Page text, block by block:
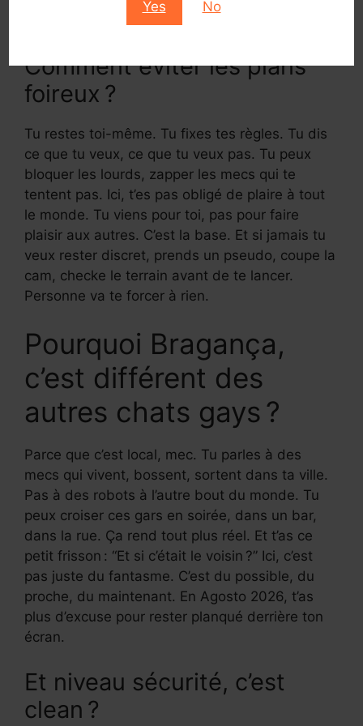
Yes No
Chat Cam Gay Sintra
Comment éviter les plans
foireux ?
Tu restes toi-même. Tu fixes tes règles. Tu dis
ce que tu veux, ce que tu veux pas. Tu peux
bloquer les lourds, zapper les mecs qui te
tentent pas. Ici, t’es pas obligé de plaire à tout
le monde. Tu viens pour toi, pas pour faire
plaisir aux autres. C’est la base. Et si jamais tu
veux rester discret, prends un pseudo, coupe la
cam, checke le terrain avant de te lancer.
Personne va te forcer à rien.
Pourquoi Bragança,
c’est différent des
autres chats gays ?
Parce que c’est local, mec. Tu parles à des
mecs qui vivent, bossent, sortent dans ta ville.
Pas à des robots à l’autre bout du monde. Tu
peux croiser ces gars en soirée, dans un bar,
dans la rue. Ça rend tout plus réel. Et t’as ce
petit frisson : “Et si c’était le voisin ?” Ici, c’est
pas juste du fantasme. C’est du possible, du
proche, du maintenant. En Agosto 2026, t’as
plus d’excuse pour rester planqué derrière ton
écran.
Et niveau sécurité, c’est
clean ?